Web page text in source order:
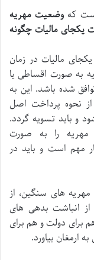
که وضعیت مهریه
یکجای مالیات چگونه
مالیات در زمان
به صورت اقساطی یا
شده باشد. این به
نحوه پرداخت اصل
و باید تسویه گردد.
مهریه را به صورت
مهم است و باید در
مهریه های سنگین، از
از انباشت بدهی های
برای دولت و هم برای
ارمغان بیاورد.